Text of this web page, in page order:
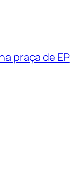
praça de EP